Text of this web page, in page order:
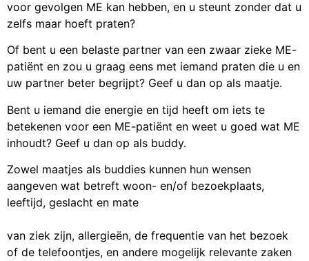
voor gevolgen ME kan hebben, en u steunt zonder dat u
zelfs maar hoeft praten?
Of bent u een belaste partner van een zwaar zieke ME-
patiënt en zou u graag eens met iemand praten die u en
uw partner beter begrijpt? Geef u dan op als maatje.
Bent u iemand die energie en tijd heeft om iets te
betekenen voor een ME-patiënt en weet u goed wat ME
inhoudt? Geef u dan op als buddy.
Zowel maatjes als buddies kunnen hun wensen
aangeven wat betreft woon- en/of bezoekplaats,
leeftijd, geslacht en mate
van ziek zijn, allergieën, de frequentie van het bezoek
of de telefoontjes, en andere mogelijk relevante zaken